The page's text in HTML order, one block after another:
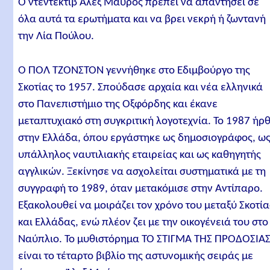
Ο ντέντεκτιβ Άλεξ Μαύρος πρέπει να απαντήσει σε
όλα αυτά τα ερωτήματα και να βρει νεκρή ή ζωντανή
την Λία Πούλου.
O ΠΟΛ ΤΖΟΝΣΤΟΝ γεννήθηκε στο Εδιμβούργο της
Σκοτίας το 1957. Σπούδασε αρχαία και νέα ελληνικά
στο Πανεπιστήμιο της Οξφόρδης και έκανε
μεταπτυχιακό στη συγκριτική λογοτεχνία. Το 1987
στην Ελλάδα, όπου εργάστηκε ως δημοσιογράφος,
υπάλληλος ναυτιλιακής εταιρείας και ως καθηγητής
αγγλικών. Ξεκίνησε να ασχολείται συστηματικά με τη
συγγραφή το 1989, όταν μετακόμισε στην Αντίπαρο.
Εξακολουθεί να μοιράζει τον χρόνο του μεταξύ
και Ελλάδας, ενώ πλέον ζει με την οικογένειά του στο
Ναύπλιο. Το μυθιστόρημα ΤΟ ΣΤΙΓΜΑ ΤΗΣ
είναι το τέταρτο βιβλίο της αστυνομικής σειράς με